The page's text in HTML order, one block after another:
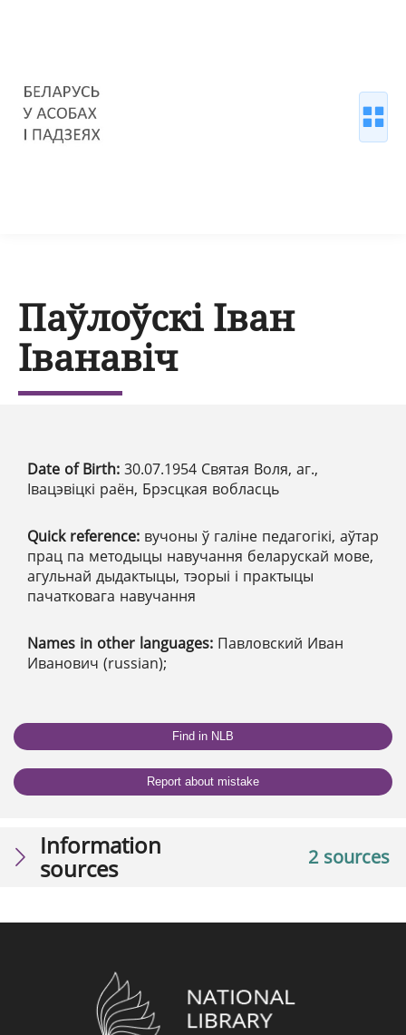
Паўлоўскі Іван
Іванавіч
Date of Birth: 30.07.1954 Святая Воля, аг.,
Івацэвіцкі раён, Брэсцкая вобласць
Quick reference: вучоны ў галіне педагогікі, аўтар
прац па методыцы навучання беларускай мове,
агульнай дыдактыцы, тэорыі і практыцы
пачатковага навучання
Names in other languages: Павловский Иван
Иванович (russian);
Find in NLB
Report about mistake
2 sources
Information
sources